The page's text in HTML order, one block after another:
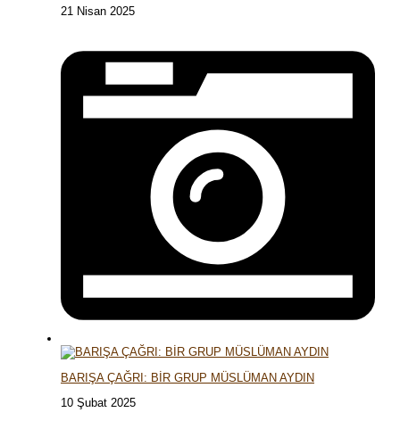
21 Nisan 2025
BARIŞA ÇAĞRI: BİR GRUP MÜSLÜMAN AYDIN
10 Şubat 2025